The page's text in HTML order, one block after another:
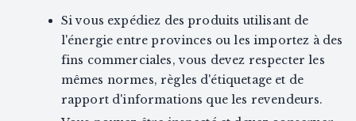
Si vous expédiez des produits utilisant de
l'énergie entre provinces ou les importez à des
fins commerciales, vous devez respecter les
mêmes normes, règles d'étiquetage et de
rapport d'informations que les revendeurs.